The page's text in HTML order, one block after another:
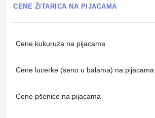
CENE ŽITARICA NA PIJACAMA
Cene kukuruza na pijacama
Cene lucerke (seno u balama) na pijacama
Cene pšenice na pijacama